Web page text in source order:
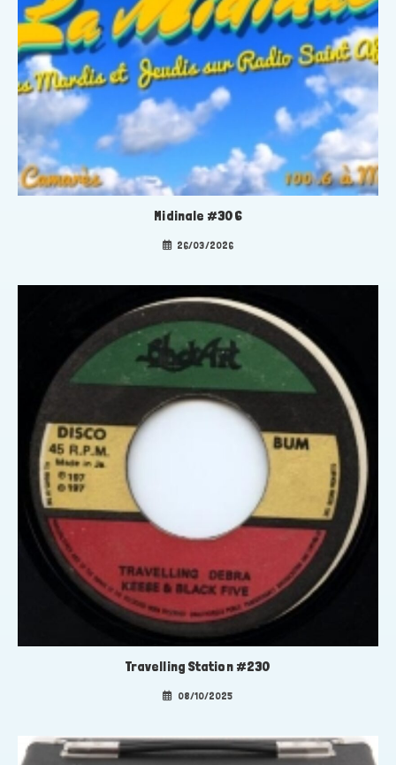
Midinale #306
26/03/2026
Travelling Station #230
08/10/2025